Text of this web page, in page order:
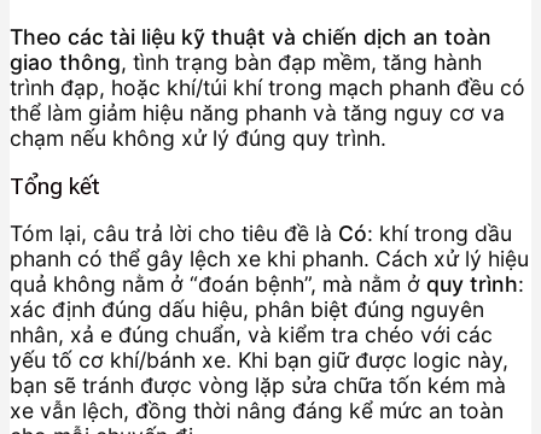
Theo các tài liệu kỹ thuật và chiến dịch an toàn
giao thông, tình trạng bàn đạp mềm, tăng hành
trình đạp, hoặc khí/túi khí trong mạch phanh đều có
thể làm giảm hiệu năng phanh và tăng nguy cơ va
chạm nếu không xử lý đúng quy trình.
Tổng kết
Tóm lại, câu trả lời cho tiêu đề là Có: khí trong dầu
phanh có thể gây lệch xe khi phanh. Cách xử lý hiệu
quả không nằm ở “đoán bệnh”, mà nằm ở quy trình:
xác định đúng dấu hiệu, phân biệt đúng nguyên
nhân, xả e đúng chuẩn, và kiểm tra chéo với các
yếu tố cơ khí/bánh xe. Khi bạn giữ được logic này,
bạn sẽ tránh được vòng lặp sửa chữa tốn kém mà
xe vẫn lệch, đồng thời nâng đáng kể mức an toàn